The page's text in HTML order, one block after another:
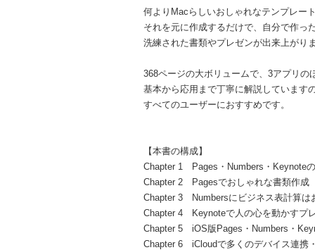
何よりMacらしいおしゃれなテンプレー
それを元に作成するだけで、自分で作っ
洗練された書類やプレゼンが出来上がり
368ページの大ボリュームで、3アプリの
基本から応用まで丁寧に解説しています
すべてのユーザーにおすすめです。
【本書の構成】
Chapter 1 Pages・Numbers・Keynote
Chapter 2 Pagesでおしゃれな書類作成
Chapter 3 Numbersにビジネス表計算は
Chapter 4 Keynoteで人の心を動かすプ
Chapter 5 iOS版Pages・Numbers・
Chapter 6 iCloudで多くのデバイス連携